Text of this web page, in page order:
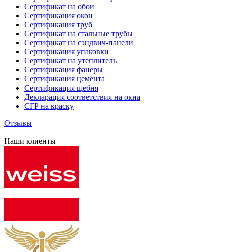
Сертификат на обои
Сертификация окон
Сертификация труб
Сертификат на стальные трубы
Сертификат на сэндвич-панели
Сертификация упаковки
Сертификат на утеплитель
Сертификация фанеры
Сертификация цемента
Сертификация щебня
Декларация соответствия на окна
СГР на краску
Отзывы
Наши клиенты